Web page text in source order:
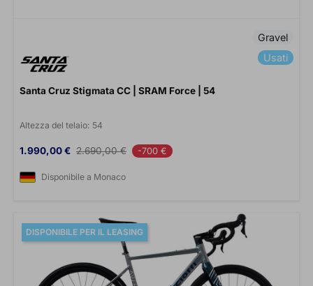
Gravel
Usati
Santa Cruz Stigmata CC | SRAM Force | 54
Altezza del telaio: 54
Prezzo
1.990,00 € Prezzo base
2.690,00 € -700 €
Disponibile a Monaco
DISPONIBILE PER IL LEASING